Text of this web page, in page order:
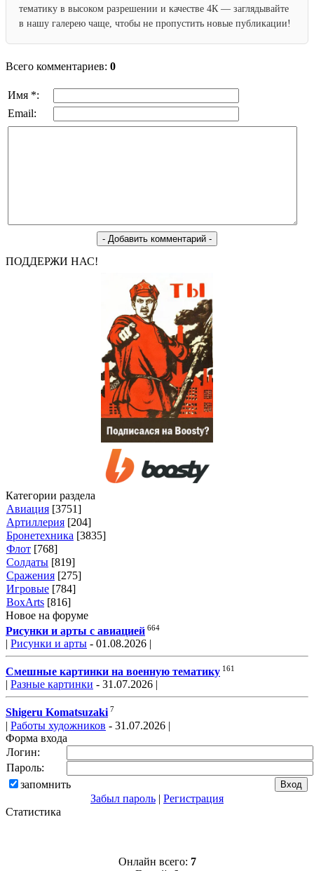
тематику в высоком разрешении и качестве 4К — заглядывайте
в нашу галерею чаще, чтобы не пропустить новые публикации!
Всего комментариев: 0
Имя *:
Email:
ПОДДЕРЖИ НАС!
Категории раздела
Авиация [3751]
Артиллерия [204]
Бронетехника [3835]
Флот [768]
Солдаты [819]
Сражения [275]
Игровые [784]
BoxArts [816]
Новое на форуме
Рисунки и арты с авиацией 664
| Рисунки и арты - 01.08.2026 |
Смешные картинки на военную тематику 161
| Разные картинки - 31.07.2026 |
Shigeru Komatsuzaki 7
| Работы художников - 31.07.2026 |
Форма входа
Логин:
Пароль:
запомнить
Забыл пароль | Регистрация
Статистика
Онлайн всего: 7